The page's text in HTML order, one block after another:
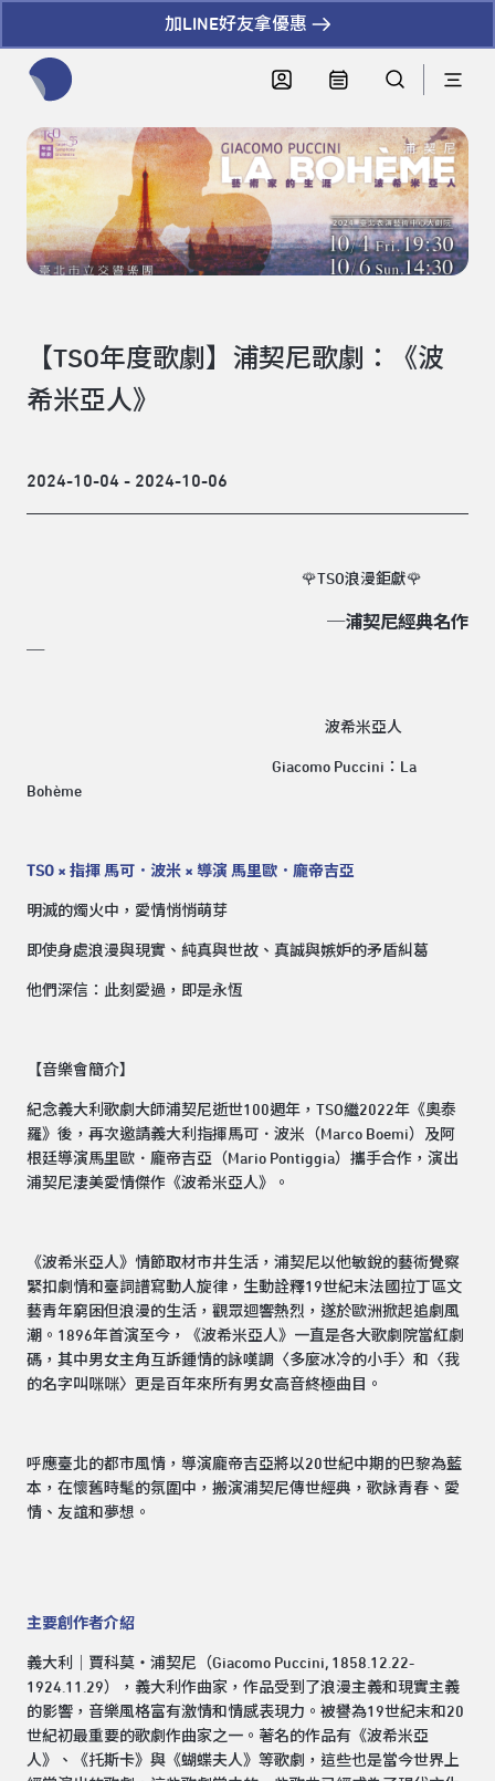
加LINE好友拿優惠
【TSO年度歌劇】浦契尼歌劇：《波
希米亞人》
2024-10-04 - 2024-10-06
🌹TSO浪漫鉅獻🌹
─浦契尼經典名作
─
波希米亞人
Giacomo Puccini：La
Bohème
TSO × 指揮 馬可．波米 × 導演 馬里歐．龐帝吉亞
明滅的燭火中，愛情悄悄萌芽
即使身處浪漫與現實、純真與世故、真誠與嫉妒的矛盾糾葛
他們深信：此刻愛過，即是永恆
【音樂會簡介】
紀念義大利歌劇大師浦契尼逝世100週年，TSO繼2022年《奧泰
羅》後，再次邀請義大利指揮馬可．波米（Marco Boemi）及阿
根廷導演馬里歐．龐帝吉亞（Mario Pontiggia）攜手合作，演出
浦契尼淒美愛情傑作《波希米亞人》。
《波希米亞人》情節取材市井生活，浦契尼以他敏銳的藝術覺察
緊扣劇情和臺詞譜寫動人旋律，生動詮釋19世紀末法國拉丁區文
藝青年窮困但浪漫的生活，觀眾迴響熱烈，遂於歐洲掀起追劇風
潮。1896年首演至今，《波希米亞人》一直是各大歌劇院當紅劇
碼，其中男女主角互訴鍾情的詠嘆調〈多麼冰冷的小手〉和〈我
的名字叫咪咪〉更是百年來所有男女高音終極曲目。
呼應臺北的都市風情，導演龐帝吉亞將以20世紀中期的巴黎為藍
本，在懷舊時髦的氛圍中，搬演浦契尼傳世經典，歌詠青春、愛
情、友誼和夢想。
主要創作者介紹
義大利│賈科莫‧浦契尼（Giacomo Puccini, 1858.12.22-
1924.11.29），義大利作曲家，作品受到了浪漫主義和現實主義
的影響，音樂風格富有激情和情感表現力。被譽為19世紀末和20
世紀初最重要的歌劇作曲家之一。著名的作品有《波希米亞
人》、《托斯卡》與《蝴蝶夫人》等歌劇，這些也是當今世界上